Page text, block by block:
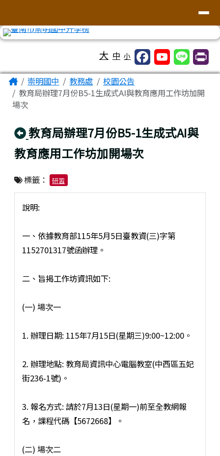
大 中 小
主內容區域
Home崇明國中 教務處
校園公告
教育局辦理7月份B5-1生成式AI與教育應用工作坊加開
場次
回上頁
教育局辦理7月份B5-1生成式AI與
教育應用工作坊加開場次
標籤： 研習
說明:
一、依據教育部115年5月5日臺教資(三)字第
1152701317號函辦理。
二、旨揭工作坊資訊如下:
(一) 場次一
1. 辦理日期: 115年7月15日(星期三)9:00~12:00。
2. 辦理地點: 教育局資訊中心電腦教室(中西區五妃
街236-1號)。
3. 報名方式: 請於7月13日(星期一)前至全教網報
名，課程代碼【5672668】。
(二) 場次二
頁尾區域